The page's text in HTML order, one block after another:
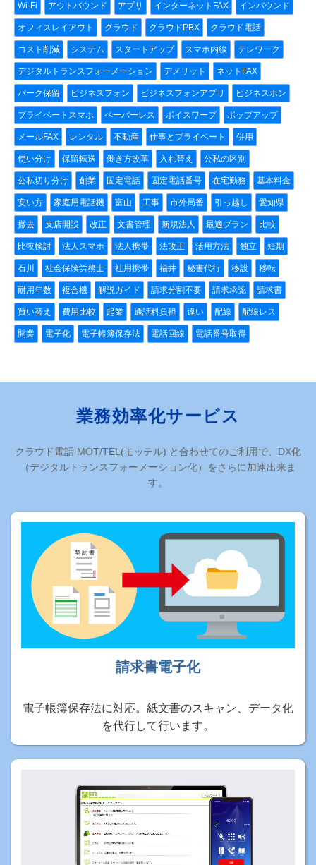
Wi-Fi アウトバウンド アプリ インターネットFAX インバウンド
オフィスレイアウト クラウド クラウドPBX クラウド電話
コスト削減 システム スタートアップ スマホ内線 テレワーク
デジタルトランスフォーメーション デメリット ネットFAX
パーク保留 ビジネスフォン ビジネスフォンアプリ ビジネスホン
プライベートスマホ ペーパーレス ボイスワープ ポップアップ
メールFAX レンタル 不動産 仕事とプライベート 併用
使い分け 保留転送 働き方改革 入れ替え 公私の区別
公私切り分け 創業 固定電話 固定電話番号 在宅勤務 基本料金
安い方 家庭用電話機 富山 工事 市外局番 引っ越し 愛知県
撤去 支店開設 改正 文書管理 新規法人 最適プラン 比較
比較検討 法人スマホ 法人携帯 法改正 活用方法 独立 短期
石川 社会保険労務士 社用携帯 福井 秘書代行 移設 移転
耐用年数 複合機 解説ガイド 請求分割不要 請求承認 請求書
買い替え 費用比較 起業 通話料負担 違い 配線 配線レス
開業 電子化 電子帳簿保存法 電話回線 電話番号取得
業務効率化サービス
クラウド電話 MOT/TEL(モッテル) と合わせてのご利用で、DX化
（デジタルトランスフォーメーション化）をさらに加速出来ま
す。
請求書電子化
電子帳簿保存法に対応。紙文書のスキャン、データ化
を代行して行います。